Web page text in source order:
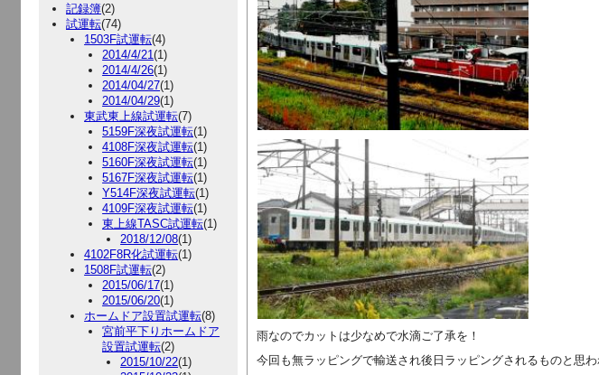
記録簿(2)
試運転(74)
1503F試運転(4)
2014/4/21(1)
2014/4/26(1)
2014/04/27(1)
2014/04/29(1)
東武東上線試運転(7)
5159F深夜試運転(1)
4108F深夜試運転(1)
5160F深夜試運転(1)
5167F深夜試運転(1)
Y514F深夜試運転(1)
4109F深夜試運転(1)
東上線TASC試運転(1)
2018/12/08(1)
4102F8R化試運転(1)
1508F試運転(2)
2015/06/17(1)
2015/06/20(1)
ホームドア設置試運転(8)
宮前平下りホームドア
設置試運転(2)
2015/10/22(1)
雨なのでカットは少なめで水滴ご了承を！
今回も無ラッピングで輸送され後日ラッピングされるものと思わ